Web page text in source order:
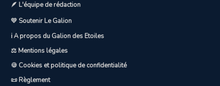
🪶 L'équipe de rédaction
💛 Soutenir Le Galion
ℹ️ A propos du Galion des Etoiles
⚖️ Mentions légales
🍪 Cookies et politique de confidentialité
📜 Règlement